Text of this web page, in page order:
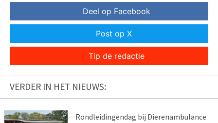
Deel op Facebook
Post op X
Tip de redactie
VERDER IN HET NIEUWS:
Rondleidingendag bij Dierenambulance